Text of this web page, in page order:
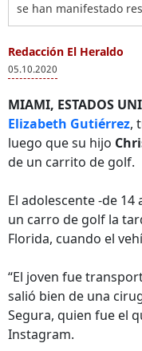
se han manifestado
Redacción El Heraldo
05.10.2020
MIAMI, ESTADOS
Elizabeth Gutiérrez,
luego que su hijo
de un carrito de golf.
El adolescente -de
un carro de golf la
Florida, cuando el
“El joven fue
salió bien de una
Segura, quien fue el
Instagram.